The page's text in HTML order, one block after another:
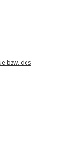
bzw. des